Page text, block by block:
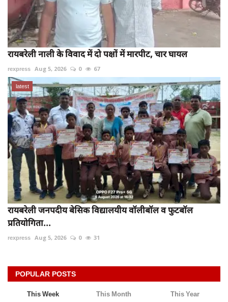
रायबरेली नाली के विवाद में दो पक्षों में मारपीट, चार घायल
rexpress Aug 5, 2026 0 67
latest
रायबरेली जनपदीय बेसिक विद्यालयीय वॉलीबॉल व फुटबॉल
प्रतियोगिता...
rexpress Aug 5, 2026 0 31
POPULAR POSTS
This Week This Month This Year